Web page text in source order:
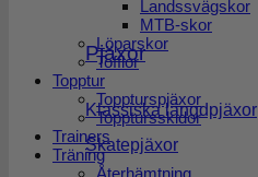
Pjäxor
Klassiska längdpjäxor
Skatepjäxor
Landssvägskor
MTB-skor
Löparskor
Tofflor
Topptur
Toppturspjäxor
Topptursskidor
Trainers
Träning
Återhämtning